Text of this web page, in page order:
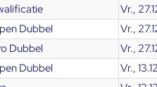
Vr.,
Dubbel Vr.,
Dubbel Vr.,
Dubbel Vr.,